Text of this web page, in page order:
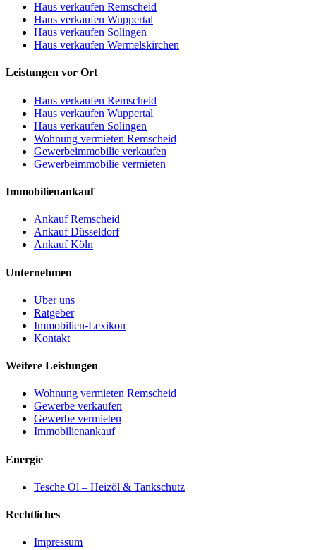
Haus verkaufen Remscheid
Haus verkaufen Wuppertal
Haus verkaufen Solingen
Haus verkaufen Wermelskirchen
Leistungen vor Ort
Haus verkaufen Remscheid
Haus verkaufen Wuppertal
Haus verkaufen Solingen
Wohnung vermieten Remscheid
Gewerbeimmobilie verkaufen
Gewerbeimmobilie vermieten
Immobilienankauf
Ankauf Remscheid
Ankauf Düsseldorf
Ankauf Köln
Unternehmen
Über uns
Ratgeber
Immobilien-Lexikon
Kontakt
Weitere Leistungen
Wohnung vermieten Remscheid
Gewerbe verkaufen
Gewerbe vermieten
Immobilienankauf
Energie
Tesche Öl – Heizöl & Tankschutz
Rechtliches
Impressum